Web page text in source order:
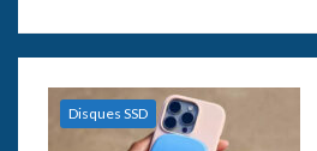
Disques SSD